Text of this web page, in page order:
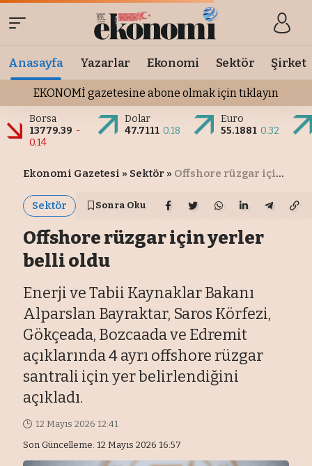
Anasayfa Yazarlar Ekonomi Sektör Şirket
EKONOMİ gazetesine abone olmak için tıklayın
Borsa
13779.39 -
0.14
Dolar
47.7111 0.18
Euro
55.1881 0.32
Ekonomi Gazetesi » Sektör » Offshore rüzgar için yerler belli oldu
Sektör Sonra Oku
Offshore rüzgar için yerler
belli oldu
Enerji ve Tabii Kaynaklar Bakanı
Alparslan Bayraktar, Saros Körfezi,
Gökçeada, Bozcaada ve Edremit
açıklarında 4 ayrı offshore rüzgar
santrali için yer belirlendiğini
açıkladı.
Son Güncelleme: 12 Mayıs 2026 16:57
12 Mayıs 2026 12:41